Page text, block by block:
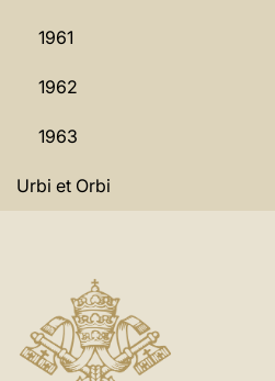
1961
1962
1963
Urbi et Orbi